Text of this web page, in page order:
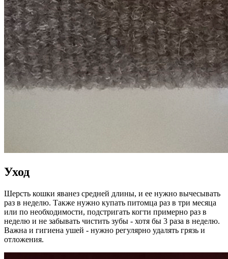
Уход
Шерсть кошки яванез средней длины, и ее нужно вычесывать
раз в неделю. Также нужно купать питомца раз в три месяца
или по необходимости, подстригать когти примерно раз в
неделю и не забывать чистить зубы - хотя бы 3 раза в неделю.
Важна и гигиена ушей - нужно регулярно удалять грязь и
отложения.